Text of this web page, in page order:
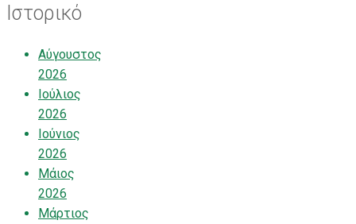
Ιστορικό
Αύγουστος
2026
Ιούλιος
2026
Ιούνιος
2026
Μάιος
2026
Μάρτιος